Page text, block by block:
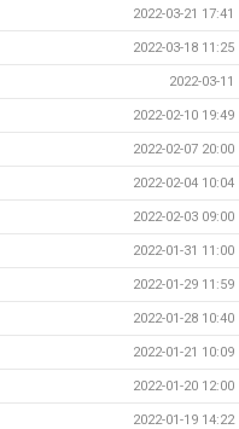
2022-03-21 17:41
2022-03-18 11:25
2022-03-11
2022-02-10 19:49
2022-02-07 20:00
2022-02-04 10:04
2022-02-03 09:00
2022-01-31 11:00
2022-01-29 11:59
2022-01-28 10:40
2022-01-21 10:09
2022-01-20 12:00
2022-01-19 14:22